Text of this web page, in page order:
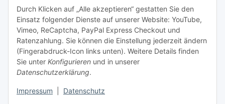
Durch Klicken auf „Alle akzeptieren“ gestatten Sie den
Einsatz folgender Dienste auf unserer Website: YouTube,
Vimeo, ReCaptcha, PayPal Express Checkout und
Ratenzahlung. Sie können die Einstellung jederzeit ändern
(Fingerabdruck-Icon links unten). Weitere Details finden
Sie unter Konfigurieren und in unserer
Datenschutzerklärung.
Impressum Datenschutz
Gesetzliche Informationen
Informationen
Vertrag widerrufen
* Alle Preise inkl. gesetzlicher USt., zzgl.